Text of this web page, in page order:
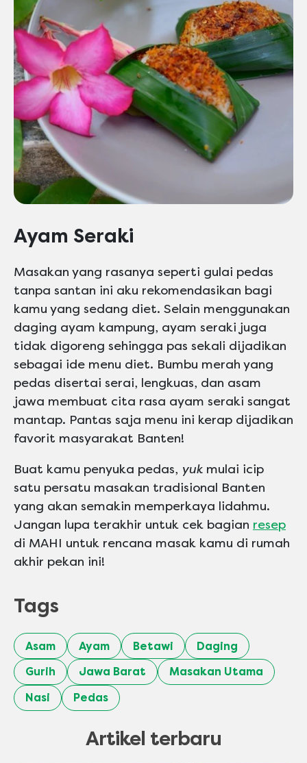
Ayam Seraki
Masakan yang rasanya seperti gulai pedas
tanpa santan ini aku rekomendasikan bagi
kamu yang sedang diet. Selain menggunakan
daging ayam kampung, ayam seraki juga
tidak digoreng sehingga pas sekali dijadikan
sebagai ide menu diet. Bumbu merah yang
pedas disertai serai, lengkuas, dan asam
jawa membuat cita rasa ayam seraki sangat
mantap. Pantas saja menu ini kerap dijadikan
favorit masyarakat Banten!
Buat kamu penyuka pedas, yuk mulai icip
satu persatu masakan tradisional Banten
yang akan semakin memperkaya lidahmu.
Jangan lupa terakhir untuk cek bagian resep
di MAHI untuk rencana masak kamu di rumah
akhir pekan ini!
Tags
Asam Ayam Betawi
Daging
Gurih
Jawa Barat
Masakan Utama
Nasi
Pedas
Artikel terbaru